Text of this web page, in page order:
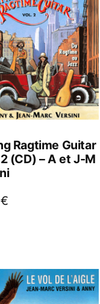
Ragtime Guitar
(CD) – A et J-M
€